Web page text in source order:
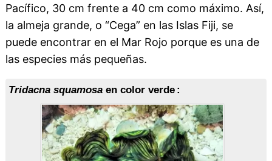
Pacífico, 30 cm frente a 40 cm como máximo. Así,
la almeja grande, o “Cega” en las Islas Fiji, se
puede encontrar en el Mar Rojo porque es una de
las especies más pequeñas.
Tridacna squamosaen color verde :